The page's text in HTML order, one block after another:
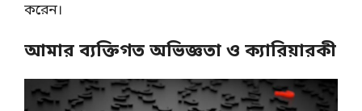
করেন।
আমার ব্যক্তিগত অভিজ্ঞতা ও ক্যারিয়ারকী